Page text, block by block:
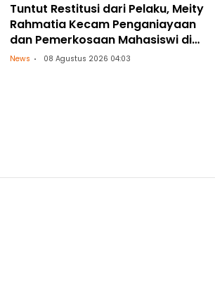
Tuntut Restitusi dari Pelaku, Meity
Rahmatia Kecam Penganiayaan
dan Pemerkosaan Mahasiswi di
Makassar
News 08 Agustus 2026 04:03